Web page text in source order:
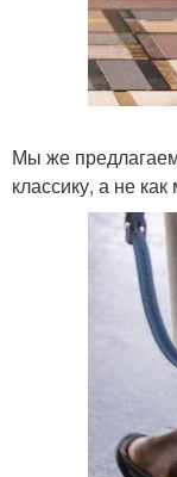
Мы же
классику, а не